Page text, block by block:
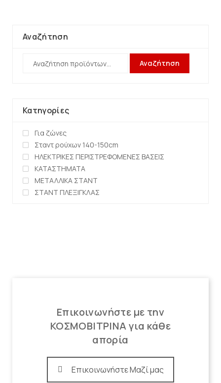
Αναζήτηση
Αναζήτηση
Κατηγορίες
Για ζώνες
Σταντ ρούχων 140-150cm
ΗΛΕΚΤΡΙΚΕΣ ΠΕΡΙΣΤΡΕΦΟΜΕΝΕΣ ΒΑΣΕΙΣ
ΚΑΤΑΣΤΗΜΑΤΑ
ΜΕΤΑΛΛΙΚΑ ΣΤΑΝΤ
ΣΤΑΝΤ ΠΛΕΞΙΓΚΛΑΣ
Επικοινωνήστε με την
ΚΟΣΜΟΒΙΤΡΙΝΑ για κάθε
απορία
Επικοινωνήστε Μαζί μας